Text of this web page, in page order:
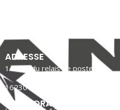
ADRESSE
14 Rue du relais de poste
16230 MANSLE LES FONTAINES
NOS HORAIRES